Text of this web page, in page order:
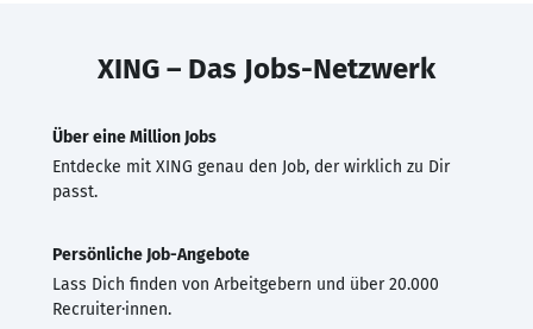
XING – Das Jobs-Netzwerk
Über eine Million Jobs
Entdecke mit XING genau den Job, der wirklich zu Dir
passt.
Persönliche Job-Angebote
Lass Dich finden von Arbeitgebern und über 20.000
Recruiter·innen.